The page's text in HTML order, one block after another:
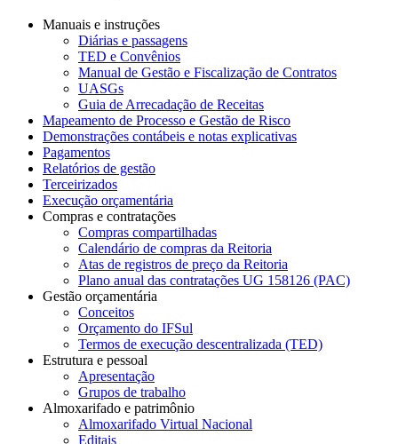
Manuais e instruções
Diárias e passagens
TED e Convênios
Manual de Gestão e Fiscalização de Contratos
UASGs
Guia de Arrecadação de Receitas
Mapeamento de Processo e Gestão de Risco
Demonstrações contábeis e notas explicativas
Pagamentos
Relatórios de gestão
Terceirizados
Execução orçamentária
Compras e contratações
Compras compartilhadas
Calendário de compras da Reitoria
Atas de registros de preço da Reitoria
Plano anual das contratações UG 158126 (PAC)
Gestão orçamentária
Conceitos
Orçamento do IFSul
Termos de execução descentralizada (TED)
Estrutura e pessoal
Apresentação
Grupos de trabalho
Almoxarifado e patrimônio
Almoxarifado Virtual Nacional
Editais